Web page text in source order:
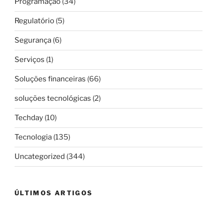
Regulatório (5)
Segurança (6)
Serviços (1)
Soluções financeiras (66)
soluções tecnológicas (2)
Techday (10)
Tecnologia (135)
Uncategorized (344)
ÚLTIMOS ARTIGOS